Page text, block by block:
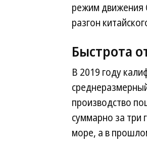
режим движения
разгон
Быстрота
В 2019 году
производство
суммарно за три
море, а в